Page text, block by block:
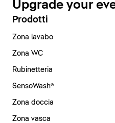
Upgrade your
Prodotti
Zona lavabo
Zona WC
Rubinetteria
SensoWash®
Zona doccia
Zona vasca